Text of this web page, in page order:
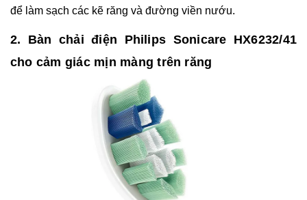
để làm sạch các kẽ răng và đường viền nướu.
2. Bàn chải điện Philips Sonicare HX6232/41
cho cảm giác mịn màng trên răng